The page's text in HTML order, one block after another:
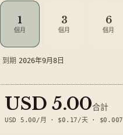
1
個月
3
個月
6
個月
到期 2026年9月8日
USD 5.00合計
USD 5.00/月 · $0.17/天· $0.007